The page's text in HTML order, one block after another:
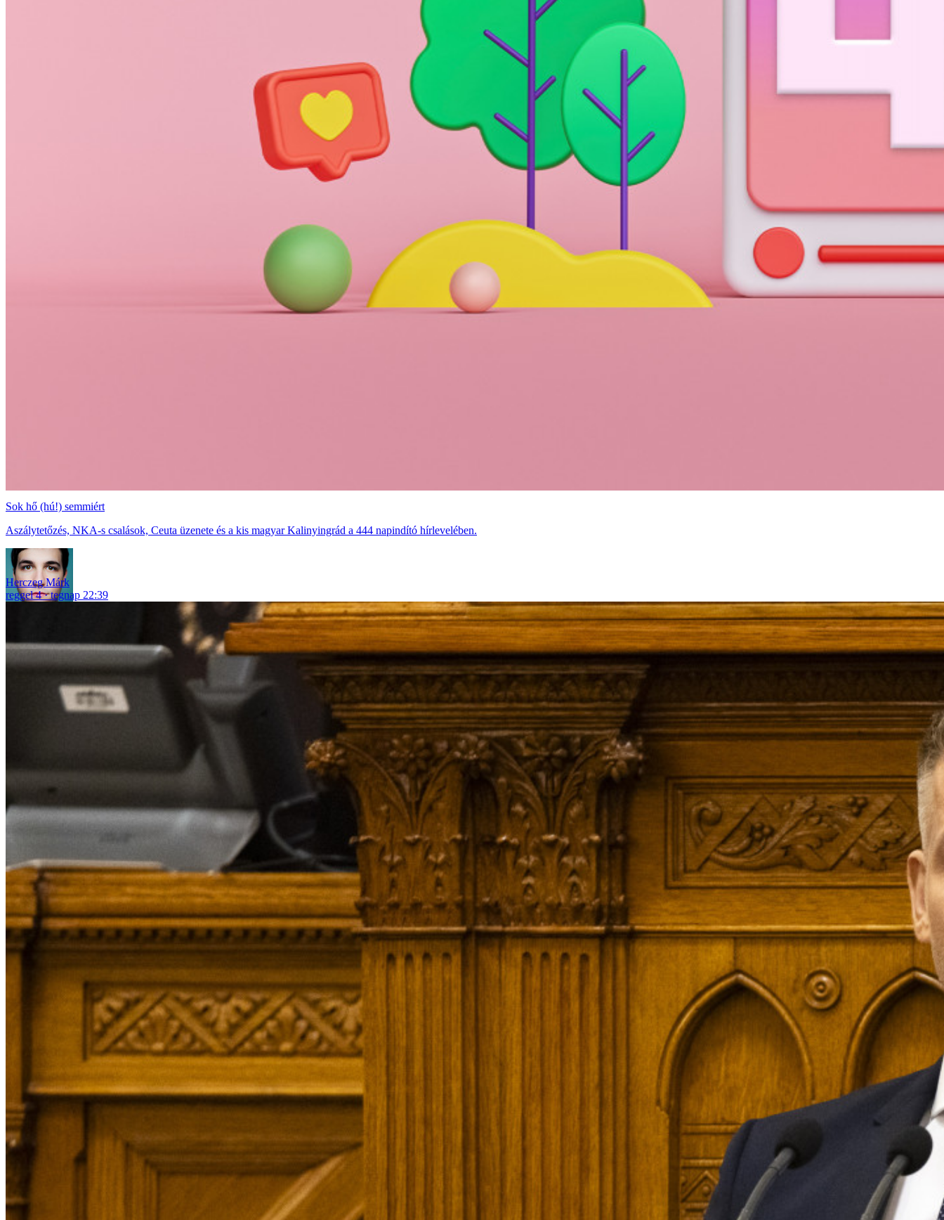
Sok hő (hú!) semmiért
Aszálytetőzés, NKA-s csalások, Ceuta üzenete és a kis magyar Kalinyingrád a 444 napindító hírlevelében.
Herczeg Márk
reggel 4
tegnap 22:39